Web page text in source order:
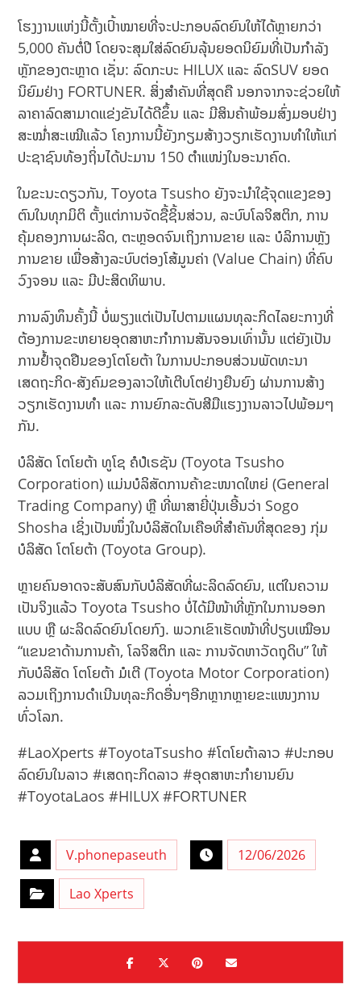
ໂຮງງານແຫ່ງນີ້ຕັ້ງເປົ້າໝາຍທີ່ຈະປະກອບລົດຍົນໃຫ້ໄດ້ຫຼາຍກວ່າ
5,000 ຄັນຕໍ່ປີ ໂດຍຈະສຸມໃສ່ລົດຍົນລຸ້ນຍອດນິຍົມທີ່ເປັນກຳລັງ
ຫຼັກຂອງຕະຫຼາດ ເຊັ່ນ: ລົດກະບະ HILUX ແລະ ລົດSUV ຍອດ
ນິຍົມຢ່າງ FORTUNER. ສິ່ງສຳຄັນທີ່ສຸດຄື ນອກຈາກຈະຊ່ວຍໃຫ້
ລາຄາລົດສາມາດແຂ່ງຂັນໄດ້ດີຂຶ້ນ ແລະ ມີສິນຄ້າພ້ອມສົ່ງມອບຢ່າງ
ສະໝ່ຳສະເໝີແລ້ວ ໂຄງການນີ້ຍັງກຽມສ້າງວຽກເຮັດງານທຳໃຫ້ແກ່
ປະຊາຊົນທ້ອງຖິ່ນໄດ້ປະມານ 150 ຕຳແໜ່ງໃນອະນາຄົດ.
ໃນຂະນະດຽວກັນ, Toyota Tsusho ຍັງຈະນຳໃຊ້ຈຸດແຂງຂອງ
ຕົນໃນທຸກມິຕິ ຕັ້ງແຕ່ການຈັດຊື້ຊິ້ນສ່ວນ, ລະບົບໂລຈິສຕິກ, ການ
ຄຸ້ມຄອງການຜະລິດ, ຕະຫຼອດຈົນເຖິງການຂາຍ ແລະ ບໍລິການຫຼັງ
ການຂາຍ ເພື່ອສ້າງລະບົບຕ່ອງໂສ້ມູນຄ່າ (Value Chain) ທີ່ຄົບ
ວົງຈອນ ແລະ ມີປະສິດທິພາບ.
ການລົງທຶນຄັ້ງນີ້ ບໍ່ພຽງແຕ່ເປັນໄປຕາມແຜນທຸລະກິດໄລຍະກາງທີ່
ຕ້ອງການຂະຫຍາຍອຸດສາຫະກຳການສັນຈອນເທົ່ານັ້ນ ແຕ່ຍັງເປັນ
ການຢ້ຳຈຸດຢືນຂອງໂຕໂຍຕ້າ ໃນການປະກອບສ່ວນພັດທະນາ
ເສດຖະກິດ-ສັງຄົມຂອງລາວໃຫ້ເຕີບໂຕຢ່າງຍືນຍົງ ຜ່ານການສ້າງ
ວຽກເຮັດງານທຳ ແລະ ການຍົກລະດັບສີມືແຮງງານລາວໄປພ້ອມໆ
ກັນ.
ບໍລິສັດ ໂຕໂຍຕ້າ ທູໂຊ ຄໍປໍເຣຊັນ (Toyota Tsusho
Corporation) ແມ່ນບໍລິສັດການຄ້າຂະໜາດໃຫຍ່ (General
Trading Company) ຫຼື ທີ່ພາສາຍີ່ປຸ່ນເອີ້ນວ່າ Sogo
Shosha ເຊິ່ງເປັນໜຶ່ງໃນບໍລິສັດໃນເຄືອທີ່ສຳຄັນທີ່ສຸດຂອງ ກຸ່ມ
ບໍລິສັດ ໂຕໂຍຕ້າ (Toyota Group).
ຫຼາຍຄົນອາດຈະສັບສົນກັບບໍລິສັດທີ່ຜະລິດລົດຍົນ, ແຕ່ໃນຄວາມ
ເປັນຈິງແລ້ວ Toyota Tsusho ບໍ່ໄດ້ມີໜ້າທີ່ຫຼັກໃນການອອກ
ແບບ ຫຼື ຜະລິດລົດຍົນໂດຍກົງ. ພວກເຂົາເຮັດໜ້າທີ່ປຽບເໝືອນ
“ແຂນຂາດ້ານການຄ້າ, ໂລຈິສຕິກ ແລະ ການຈັດຫາວັດຖຸດິບ” ໃຫ້
ກັບບໍລິສັດ ໂຕໂຍຕ້າ ມໍເຕີ (Toyota Motor Corporation)
ລວມເຖິງການດຳເນີນທຸລະກິດອື່ນໆອີກຫຼາກຫຼາຍຂະແໜງການ
ທົ່ວໂລກ.
#LaoXperts #ToyotaTsusho #ໂຕໂຍຕ້າລາວ #ປະກອບ
ລົດຍົນໃນລາວ #ເສດຖະກິດລາວ #ອຸດສາຫະກຳຍານຍົນ
#ToyotaLaos #HILUX #FORTUNER
V.phonepaseuth 12/06/2026
Lao Xperts